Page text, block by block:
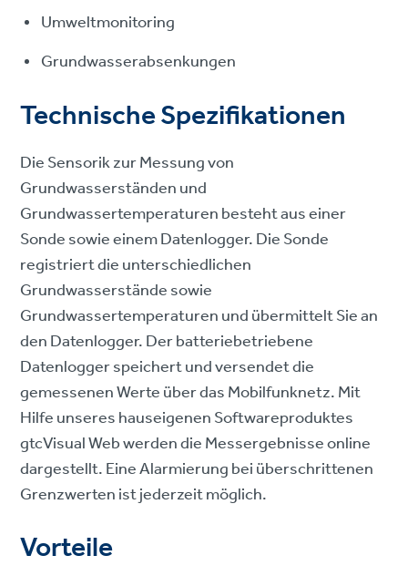
Umweltmonitoring
Grundwasserabsenkungen
Technische Spezifikationen
Die Sensorik zur Messung von
Grundwasserständen und
Grundwassertemperaturen besteht aus einer
Sonde sowie einem Datenlogger. Die Sonde
registriert die unterschiedlichen
Grundwasserstände sowie
Grundwassertemperaturen und übermittelt Sie an
den Datenlogger. Der batteriebetriebene
Datenlogger speichert und versendet die
gemessenen Werte über das Mobilfunknetz. Mit
Hilfe unseres hauseigenen Softwareproduktes
gtcVisual Web werden die Messergebnisse online
dargestellt. Eine Alarmierung bei überschrittenen
Grenzwerten ist jederzeit möglich.
Vorteile